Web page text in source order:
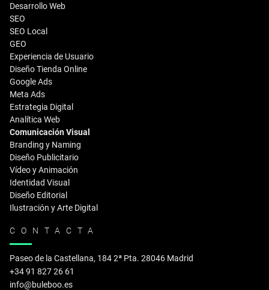
Desarrollo Web
SEO
SEO Local
GEO
Experiencia de Usuario
Diseño Tienda Online
Google Ads
Meta Ads
Estrategia Digital
Analítica Web
Comunicación Visual
Branding y Naming
Diseño Publicitario
Vídeo y Animación
Identidad Visual
Diseño Editorial
Ilustración y Arte Digital
CONTACTA
Paseo de la Castellana, 184 2ª Pta. 28046 Madrid
+34 91 827 26 61
info@buleboo.es